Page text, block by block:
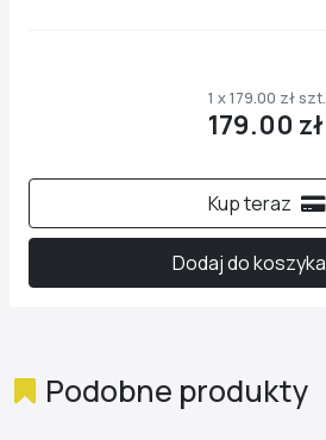
1 x 179.00 zł szt.
179.00 zł
Kup teraz
Dodaj do koszyka
Podobne produkty